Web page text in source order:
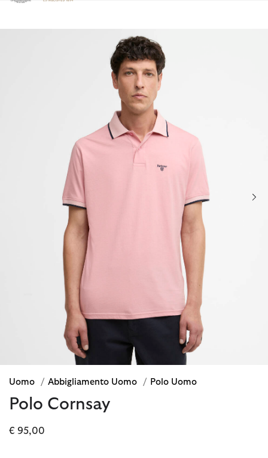
Clicca per visualizzare la nostra Dichiarazione di Accessibilità
Uomo / Abbigliamento Uomo / Polo Uomo
Polo Cornsay
€ 95,00